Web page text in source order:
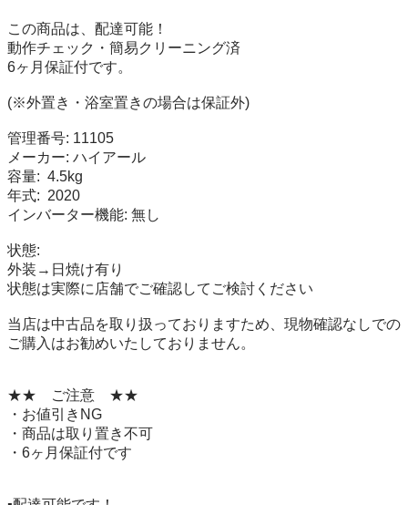
この商品は、配達可能！
動作チェック・簡易クリーニング済
6ヶ月保証付です。
(※外置き・浴室置きの場合は保証外)
管理番号: 11105
メーカー: ハイアール
容量:  4.5kg
年式:  2020
インバーター機能: 無し
状態:
外装→日焼け有り
状態は実際に店舗でご確認してご検討ください
当店は中古品を取り扱っておりますため、現物確認なしでの
ご購入はお勧めいたしておりません。
★★　ご注意　★★
・お値引きNG
・商品は取り置き不可
・6ヶ月保証付です